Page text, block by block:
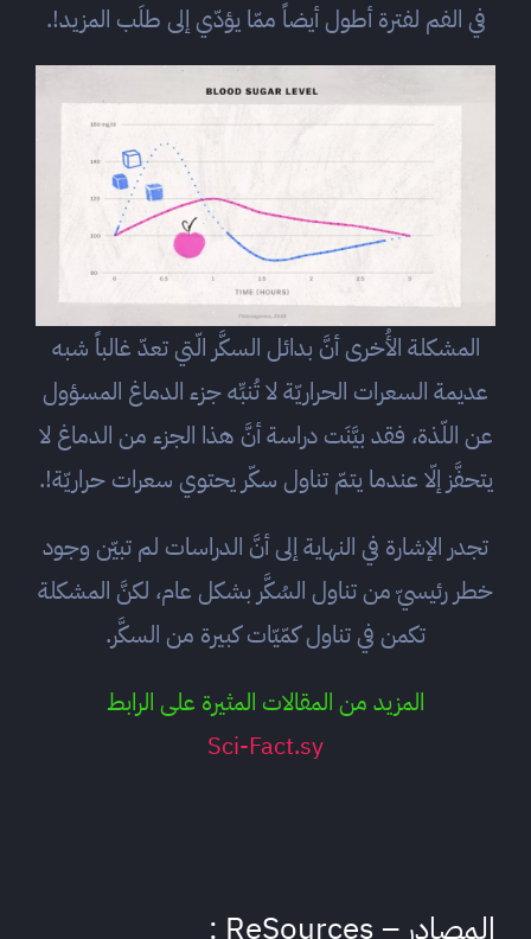
في الفم لفترة أطول أيضاً ممّا يؤدّي إلى طلَب المزيد!.
المشكلة الأُخرى أنَّ بدائل السكَّر الّتي تعدّ غالباً شبه
عديمة السعرات الحراريّة لا تُنبِّه جزء الدماغ المسؤول
عن اللّذة، فقد بيَّنَت دراسة أنَّ هذا الجزء من الدماغ لا
يتحفَّز إلّا عندما يتمّ تناول سكّر يحتوي سعرات حراريّة!.
تجدر الإشارة في النهاية إلى أنَّ الدراسات لم تبيّن وجود
خطر رئيسيّ من تناول السُكَّر بشكل عام، لكنَّ المشكلة
تكمن في تناول كمّيّات كبيرة من السكَّر.
المزيد من المقالات المثيرة على الرابط
Sci-Fact.sy
المصادر – ReSources :